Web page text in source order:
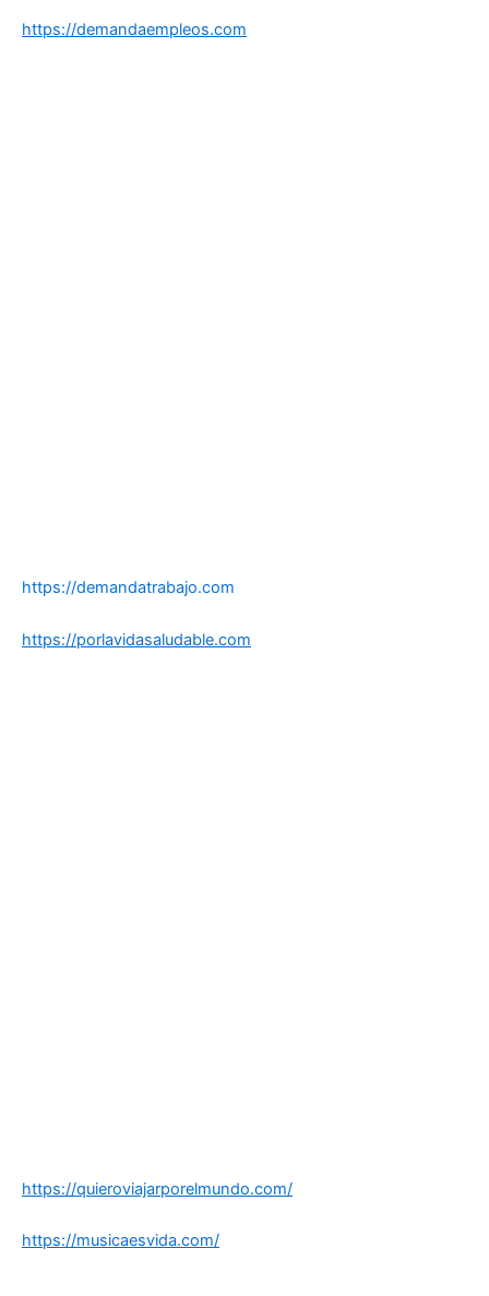
https://demandaempleos.com
https://demandatrabajo.com
https://porlavidasaludable.com
https://quieroviajarporelmundo.com/
https://musicaesvida.com/